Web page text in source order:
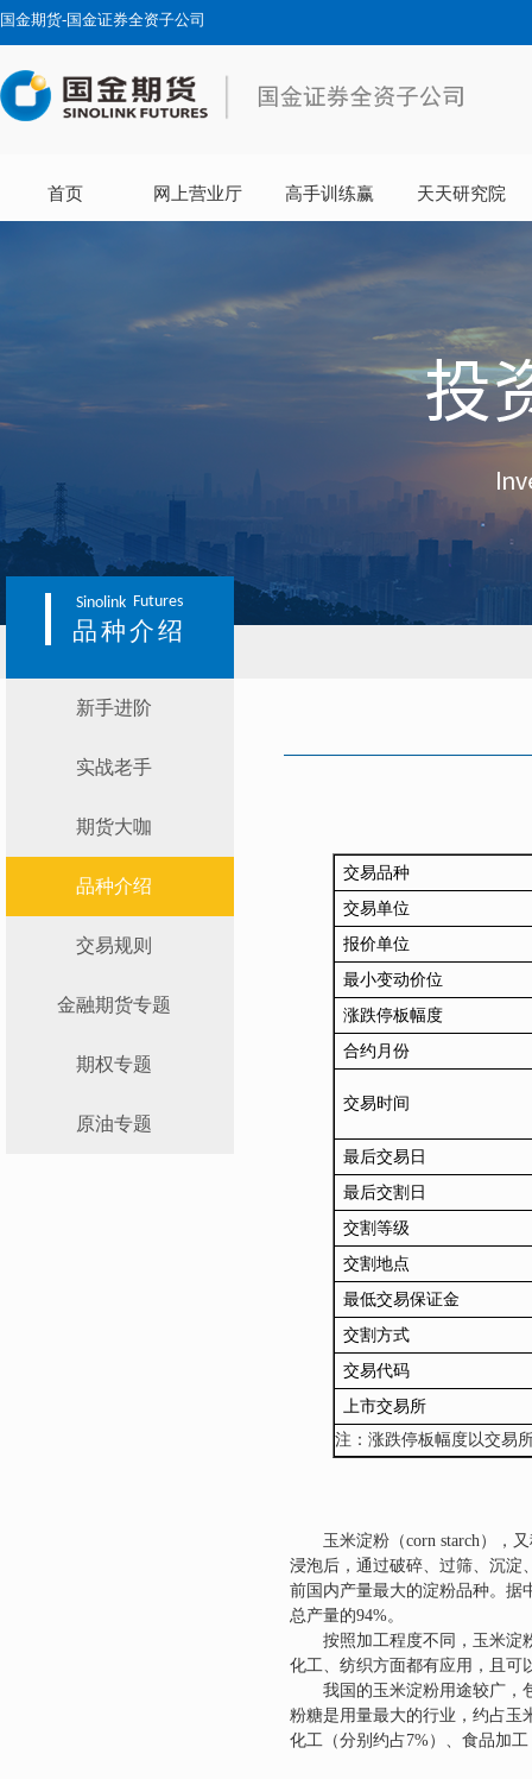
国金期货-国金证券全资子公司
首页 网上营业厅 高手训练赢 天天研究院
Sinolink Futures
品种介绍
新手进阶
实战老手
期货大咖
品种介绍
交易规则
金融期货专题
期权专题
原油专题
交易品种
交易单位
报价单位
最小变动价位
涨跌停板幅度
合约月份
交易时间
最后交易日
最后交割日
交割等级
交割地点
最低交易保证金
交割方式
交易代码
上市交易所
注：涨跌停板幅度以交易
玉米淀粉（corn starch），
浸泡后，通过破碎、过筛、沉淀
前国内产量最大的淀粉品种。据
总产量的94%。
按照加工程度不同，玉米淀
化工、纺织方面都有应用，且可
我国的玉米淀粉用途较广，
粉糖是用量最大的行业，约占玉
化工（分别约占7%）、食品加